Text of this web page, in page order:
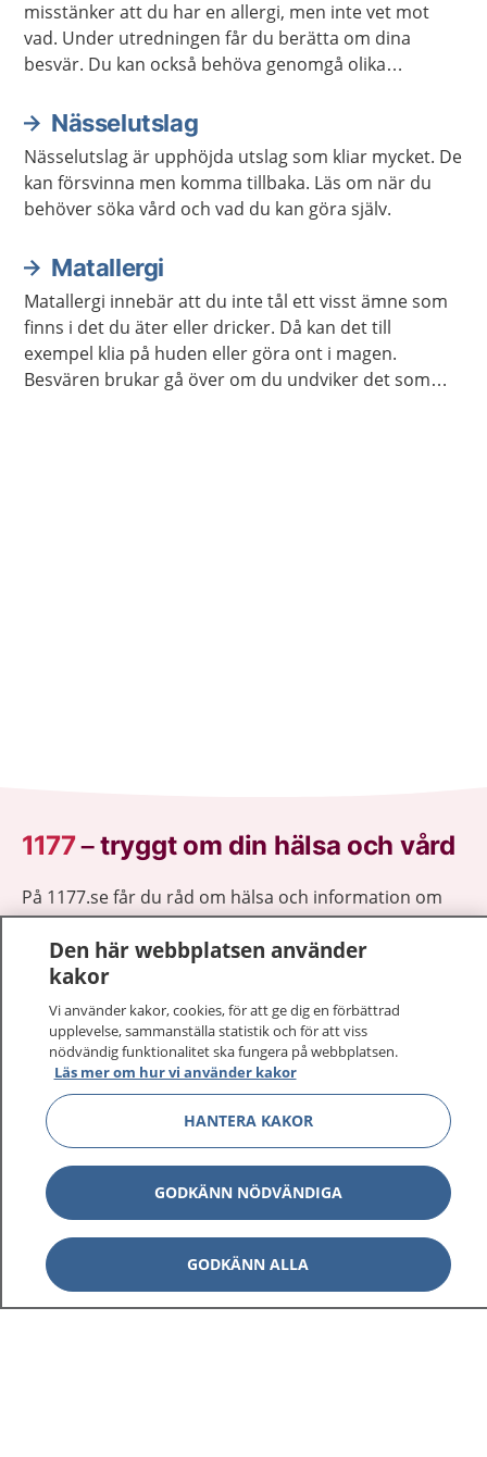
misstänker att du har en allergi, men inte vet mot
vad. Under utredningen får du berätta om dina
besvär. Du kan också behöva genomgå olika
Nässelutslag
Nässelutslag är upphöjda utslag som kliar mycket. De
kan försvinna men komma tillbaka. Läs om när du
behöver söka vård och vad du kan göra själv.
Matallergi
Matallergi innebär att du inte tål ett visst ämne som
finns i det du äter eller dricker. Då kan det till
exempel klia på huden eller göra ont i magen.
Besvären brukar gå över om du undviker det som
1177–tryggt om din hälsa och vård
På 1177.se får du råd om hälsa och information om
sjukdomar och vilka mottagningar du kan kontakta.
Logga in för att läsa din journal och göra dina
vårdärenden. Ring telefonnummer 1177 för
sjukvårdsrådgivning dygnet runt.
1177 ger dig råd när du vill må bättre.
1177 på flera språk Visa
Om 1177 Visa
Kontakt Visa
Den här webbplatsen använder
kakor
Vi använder kakor, cookies, för att ge dig en förbättrad
upplevelse, sammanställa statistik och för att viss
nödvändig funktionalitet ska fungera på webbplatsen.
Läs mer om hur vi använder kakor
HANTERA KAKOR
GODKÄNN NÖDVÄNDIGA
GODKÄNN ALLA